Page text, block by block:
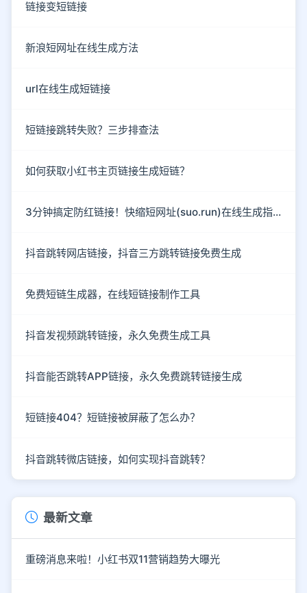
链接变短链接
新浪短网址在线生成方法
url在线生成短链接
短链接跳转失败？三步排查法
如何获取小红书主页链接生成短链？
3分钟搞定防红链接！快缩短网址(suo.run)在线生成指南
抖音跳转网店链接，抖音三方跳转链接免费生成
免费短链生成器，在线短链接制作工具
抖音发视频跳转链接，永久免费生成工具
抖音能否跳转APP链接，永久免费跳转链接生成
短链接404？短链接被屏蔽了怎么办？
抖音跳转微店链接，如何实现抖音跳转？
最新文章
重磅消息来啦！小红书双11营销趋势大曝光